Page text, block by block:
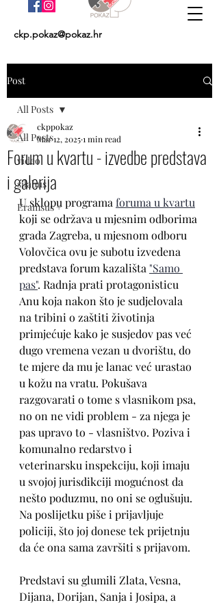
ckp.pokaz@pokaz.hr
Post
All Posts
video
silabus
Eramsus +
All Posts
Forum u kvartu - izvedbe predstava
i galerija
ckppokaz
Mar 12, 20251 min read
U sklopu programa foruma u kvartu
koji se održava u mjesnim odborima
grada Zagreba, u mjesnom odboru
Volovčica ovu je subotu izvedena
predstava forum kazališta "Samo
pas". Radnja prati protagonisticu
Anu koja nakon što je sudjelovala
na tribini o zaštiti životinja
primjećuje kako je susjedov pas već
dugo vremena vezan u dvorištu, do
te mjere da mu je lanac već urastao
u kožu na vratu. Pokušava
razgovarati o tome s vlasnikom psa,
no on ne vidi problem - za njega je
pas upravo to - vlasništvo. Poziva i
komunalno redarstvo i
veterinarsku inspekciju, koji imaju
u svojoj jurisdikciji mogućnost da
nešto poduzmu, no oni se oglušuju.
Na poslijetku piše i prijavljuje
policiji, što joj donese tek prijetnju
da će ona sama završiti s prijavom.
Predstavi su glumili Zlata, Vesna,
Dijana, Dorijan, Sanja i Josipa, a